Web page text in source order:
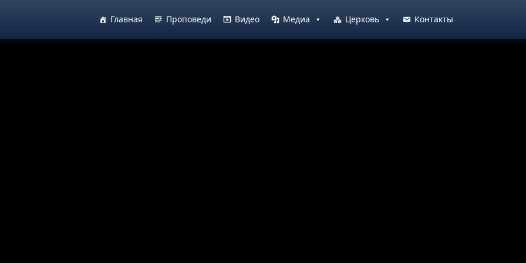
Главная Проповеди Видео Медиа Церковь Контакты